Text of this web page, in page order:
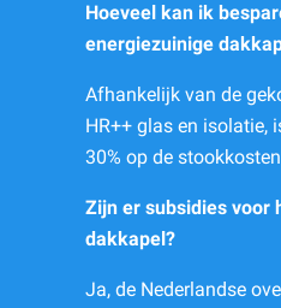
Hoeveel kan ik
energiezuinige
Afhankelijk van de
HR++ glas en isolatie,
30% op de
Zijn er subsidies voor
dakkapel?
Ja, de Nederlandse